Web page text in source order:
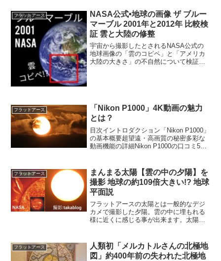
フラットアース
NASA公式•地球の画像 ザ ブルー
マーブル 2001年と2012年 比較検
証 雲と大陸の修整
宇宙から撮影したとされるNASA公式の
地球画像の「雲のコピペ」と「アメリカ
大陸の大きさ」の不自然について検証し
フラットアース
「Nikon P1000」4K動画の魅力
とは？
目次イントロダクション「Nikon P1000」
の基本概要超望遠・高画質の秘密多彩な
動画機能の詳細Nikon P1000の口コミ5選
い。中でも「Nikon P10...
フラットアース
まんまる太陽【雲の中の夕陽】を
撮影 地球の約109倍大きい!? 地球
平面説
フラットアースの太陽とは一般的なデジ
カメで撮影した夕陽。雲の中に埋もれる
様に近くに感じる事が出来ます。太陽は
ースでの太陽は小さくて近い所に存在す
る。そんなトン...
フラットアース
人類初「メルカトルさんの北極地
図」約400年前の失われた北極地